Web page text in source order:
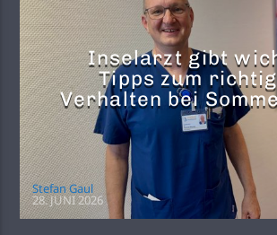
Inselarzt gibt
Tipps zum
Verhalten bei
Stefan Gaul
28. JUNI 2026